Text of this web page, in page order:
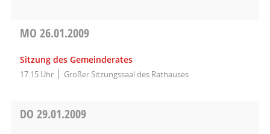
MO 26.01.2009
Sitzung des Gemeinderates
17:15 Uhr Großer Sitzungssaal des Rathauses
DO 29.01.2009